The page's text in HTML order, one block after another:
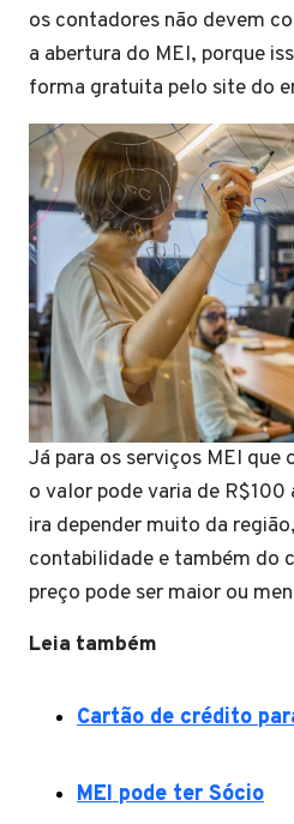
os contadores não devem
a abertura do MEI, porque
forma gratuita pelo site do
Já para os serviços MEI
o valor pode varia de
ira depender muito da
contabilidade e também do
preço pode ser maior ou
Leia também
Cartão de crédito
MEI pode ter Sócio